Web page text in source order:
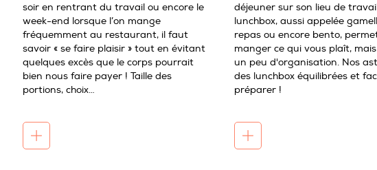
soir en rentrant du travail ou encore le
week-end lorsque l’on mange
fréquemment au restaurant, il faut
savoir « se faire plaisir » tout en évitant
quelques excès que le corps pourrait
bien nous faire payer ! Taille des
portions, choix…
déjeuner sur son lieu de
lunchbox, aussi appelée
repas ou encore bento,
manger ce qui vous plaît,
un peu d'organisation. Nos
des lunchbox équilibrées et
préparer !